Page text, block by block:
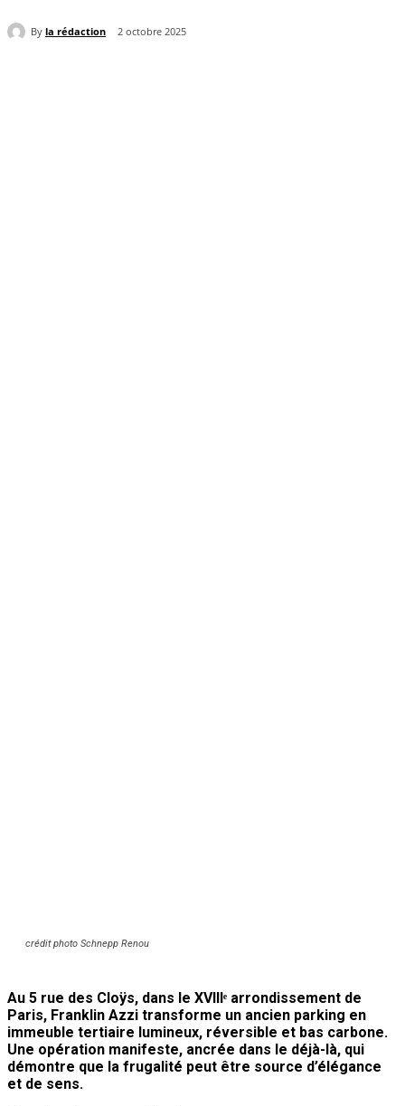
By la rédaction 2 octobre 2025
crédit photo Schnepp Renou
Au 5 rue des Cloÿs, dans le XVIIIᵉ arrondissement de
Paris, Franklin Azzi transforme un ancien parking en
immeuble tertiaire lumineux, réversible et bas carbone.
Une opération manifeste, ancrée dans le déjà-là, qui
démontre que la frugalité peut être source d’élégance
et de sens.